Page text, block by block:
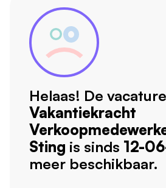
Helaas! De vacature
Vakantiekracht
Sting is sinds 12-
meer beschikbaar.